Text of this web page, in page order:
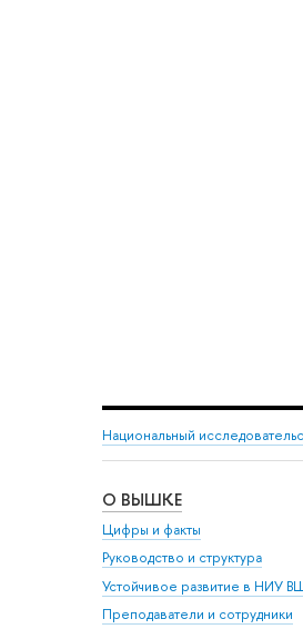
Национальный
О ВЫШКЕ
Цифры и факты
Руководство и структура
Устойчивое развитие в НИУ
Преподаватели и сотрудники